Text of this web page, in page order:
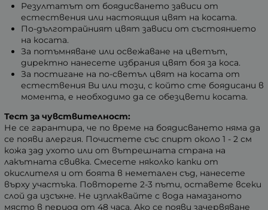
Резултатът от боядисването зависи от
естествения или настоящия цвят на косата.
По-дълготрайният цвят зависи от състоянието
на косата.
За потъмняване или освежаване на цветът,
директно нанесете избрания цвят боя за коса.
За постигане на по-светъл цвят на косата от
естествения Ви или този, с който сте боядисани в
момента, е необходимо да се обезцвети косата.
Тест за чувствителност:
Не се гарантира, че по време на боядисването няма да
се появи алергия. Почистете със спирт около 1 - 2 см
кожа зад ухото или от вътрешната страна на
лакътната свивка. Смесете няколко капки от
окислителя и от боята в неметален съд, нанесете
върху участъка. Повторете 2-3 пъти, оставете всеки
слой да изсъхне. Не изплаквайте с вода намазаното
място в период от 48 часа. Ако се появи зачервяване